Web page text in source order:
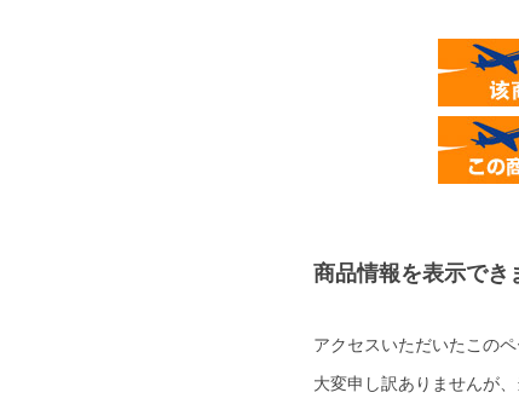
商品情報を表示でき
アクセスいただいたこの
大変申し訳ありませんが